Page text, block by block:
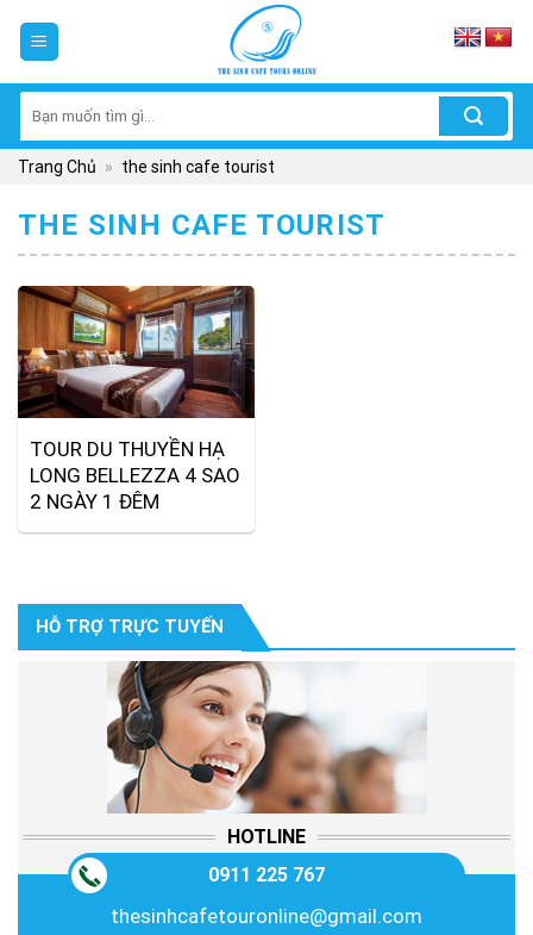
kiếm:
Trang Chủ » the sinh cafe tourist
THE SINH CAFE TOURIST
TOUR DU THUYỀN HẠ
LONG BELLEZZA 4 SAO
2 NGÀY 1 ĐÊM
HỖ TRỢ TRỰC TUYẾN
HOTLINE
0911 225 767
thesinhcafetouronline@gmail.com